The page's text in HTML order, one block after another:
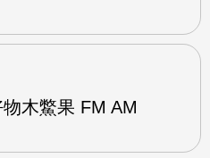
木鱉果 FM AM